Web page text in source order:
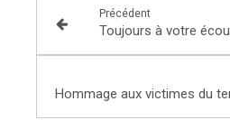
Précédent